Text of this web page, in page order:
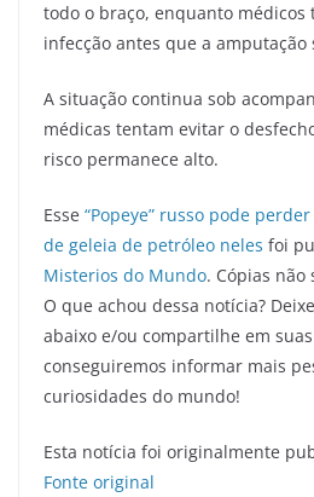
todo o braço, enquanto médicos
infecção antes que a
A situação continua sob
médicas tentam evitar o
risco permanece alto.
Esse “Popeye” russo pode
de geleia de petróleo neles foi
Misterios do Mundo. Cópias não
O que achou dessa notícia?
abaixo e/ou compartilhe em
conseguiremos informar mais
curiosidades do mundo!
Esta notícia foi originalmente
Fonte original